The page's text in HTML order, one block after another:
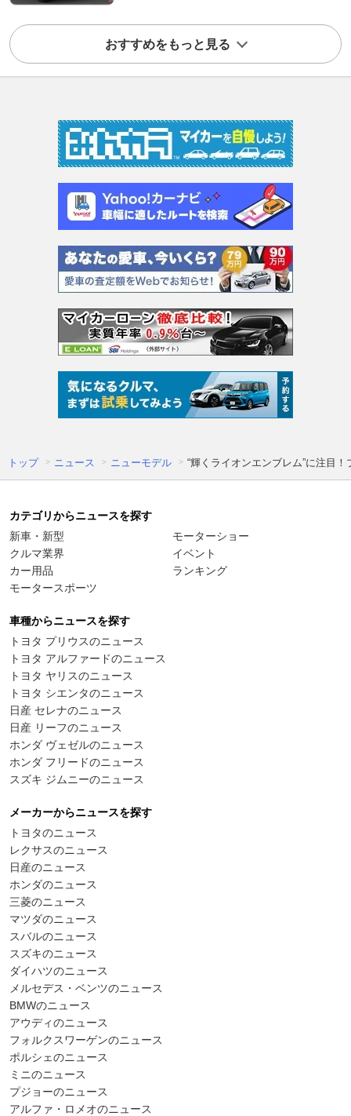
おすすめをもっと見る
トップ ニュース ニューモデル “輝くライオンエンブレム”に注目
カテゴリからニュースを探す
新車・新型
クルマ業界
カー用品
モータースポーツ
モーターショー
イベント
ランキング
車種からニュースを探す
トヨタ プリウスのニュース
トヨタ アルファードのニュース
トヨタ ヤリスのニュース
トヨタ シエンタのニュース
日産 セレナのニュース
日産 リーフのニュース
ホンダ ヴェゼルのニュース
ホンダ フリードのニュース
スズキ ジムニーのニュース
メーカーからニュースを探す
トヨタのニュース
レクサスのニュース
日産のニュース
ホンダのニュース
三菱のニュース
マツダのニュース
スバルのニュース
スズキのニュース
ダイハツのニュース
メルセデス・ベンツのニュース
BMWのニュース
アウディのニュース
フォルクスワーゲンのニュース
ポルシェのニュース
ミニのニュース
プジョーのニュース
アルファ・ロメオのニュース